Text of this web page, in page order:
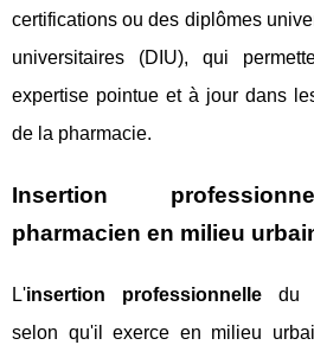
certifications ou des diplômes
universitaires (DIU), qui
expertise pointue et à jour dans
de la pharmacie.
Insertion
pharmacien en milieu
L'insertion professionnelle du
selon qu'il exerce en milieu